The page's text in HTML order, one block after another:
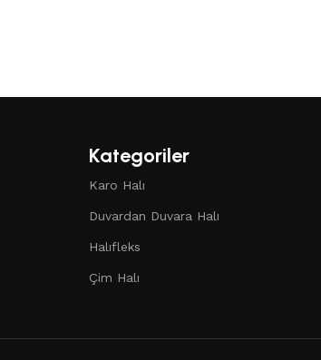
Kategoriler
Karo Halı
Duvardan Duvara Halı
Halıfleks
Çim Halı